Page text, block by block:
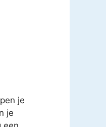
je
je